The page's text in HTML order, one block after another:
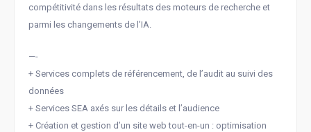
compétitivité dans les résultats des moteurs de recherche et
parmi les changements de l’IA.
—-
+ Services complets de référencement, de l’audit au suivi des
données
+ Services SEA axés sur les détails et l’audience
+ Création et gestion d’un site web tout-en-un : optimisation